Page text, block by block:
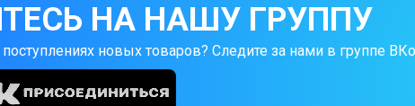
НА НАШУ ГРУППУ
новых товаров? Следите за нами в группе